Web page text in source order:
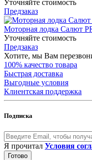
Уточняйте стоимость
Предзаказ
Моторная лодка Салют
Уточняйте стоимость
Предзаказ
Хотите, мы Вам
100% качество товара
Быстрая доставка
Выгодные условия
Клиентская поддержка
Подписка
Я прочитал Условия
Готово